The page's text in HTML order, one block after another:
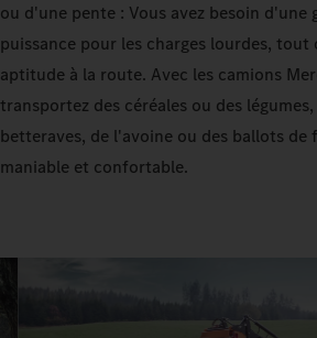
ou d'une pente : Vous avez besoin d'une
puissance pour les charges lourdes,
aptitude à la route. Avec les camions
transportez des céréales ou des
betteraves, de l'avoine ou des ballots de
maniable et confortable.